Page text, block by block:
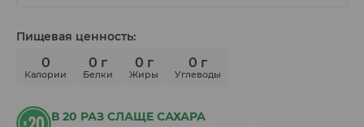
Пищевая ценность:
0
Калории
0 г
Белки
0 г
Жиры
0 г
Углеводы
В 20 РАЗ СЛАЩЕ САХАРА